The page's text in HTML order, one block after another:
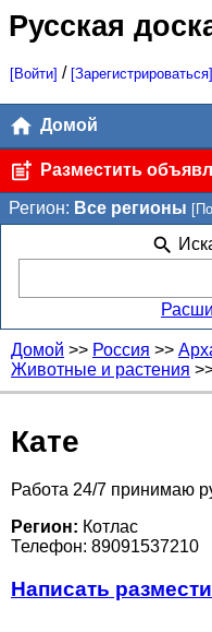
Русская
[Войти] / [Зарегистрироваться]
Домой
Разместить
Регион: Все регионы
Домой >> Россия >>
Животные и растения
Кате
Работа 24/7 принимаю
Регион: Котлас
Телефон: 89091537210
Написать